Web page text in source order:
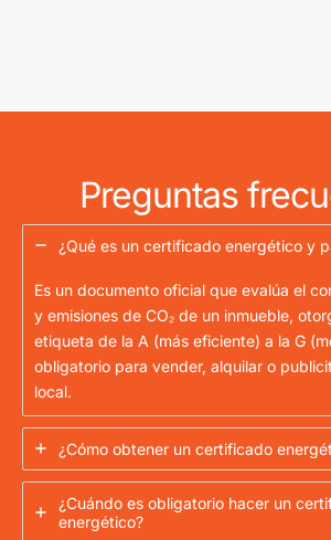
Preguntas
¿Qué es un certificado energético y
Es un documento oficial que evalúa el
y emisiones de CO₂ de un inmueble,
etiqueta de la A (más eficiente) a la G
obligatorio para vender, alquilar o
local.
¿Cómo obtener un certificado
¿Cuándo es obligatorio hacer un
energético?